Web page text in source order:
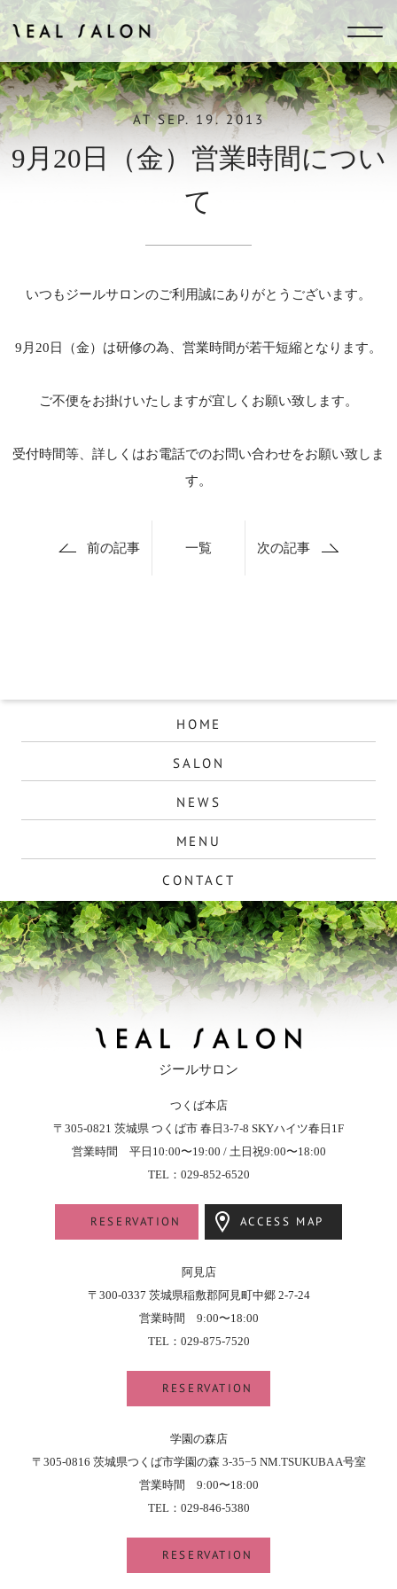
ZEAL SALON
ATSEP. 19. 2013
9月20日（金）営業時間につい
て
いつもジールサロンのご利用誠にありがとうございます。
9月20日（金）は研修の為、営業時間が若干短縮となります。
ご不便をお掛けいたしますが宜しくお願い致します。
受付時間等、詳しくはお電話でのお問い合わせをお願い致しま
す。
前の記事 一覧 次の記事
HOME
SALON
NEWS
MENU
CONTACT
ZEAL SALON - ジールサロン
ジールサロン
つくば本店
〒305-0821 茨城県 つくば市 春日3-7-8 SKYハイツ春日1F
営業時間 平日10:00〜19:00 / 土日祝9:00〜18:00
TEL：029-852-6520
RESERVATION ACCESS MAP
阿見店
〒300-0337 茨城県稲敷郡阿見町中郷 2-7-24
営業時間 9:00〜18:00
TEL：029-875-7520
RESERVATION
学園の森店
〒305-0816 茨城県つくば市学園の森 3-35−5 NM.TSUKUBA A号室
営業時間 9:00〜18:00
TEL：029-846-5380
RESERVATION